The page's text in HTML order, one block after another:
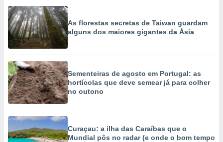
As florestas secretas de Taiwan guardam
alguns dos maiores gigantes da Ásia
Sementeiras de agosto em Portugal: as
hortícolas que deve semear já para colher
no outono
Curaçau: a ilha das Caraíbas que o
Mundial pôs no radar (e onde o bom tempo